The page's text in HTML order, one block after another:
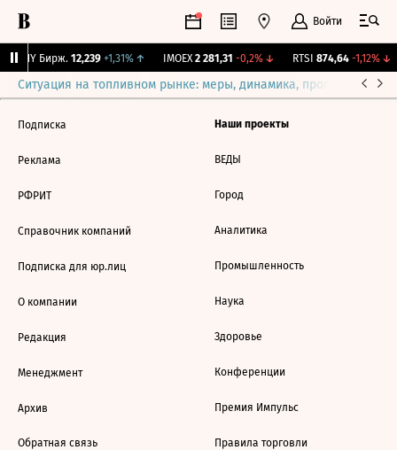
Войти
CNY Бирж. 12,239 +1,31%↑ IMOEX 2 281,31 -0,2%↓ RTSI 874,64 -1,12%↓
Ситуация на топливном рынке: меры, динамика, прогнозы
Подписка
Реклама
РФРИТ
Справочник компаний
Подписка для юр.лиц
О компании
Редакция
Менеджмент
Архив
Обратная связь
Наши проекты
ВЕДЫ
Город
Аналитика
Промышленность
Наука
Здоровье
Конференции
Премия Импульс
Правила торговли